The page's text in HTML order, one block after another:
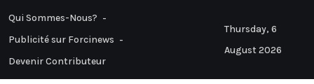
Qui Sommes-Nous?
Publicité sur Forcinews
Devenir Contributeur
Thursday, 6
August 2026